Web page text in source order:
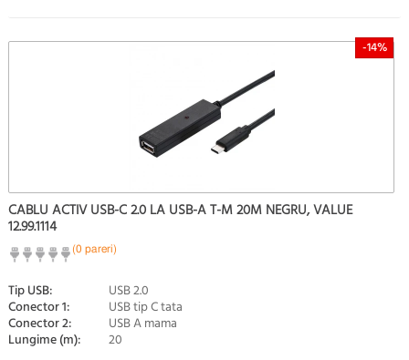
-14%
CABLU ACTIV USB-C 2.0 LA USB-A T-M 20M NEGRU, VALUE
12.99.1114
(0 pareri)
Tip USB: USB 2.0
Conector 1: USB tip C tata
Conector 2: USB A mama
Lungime (m): 20